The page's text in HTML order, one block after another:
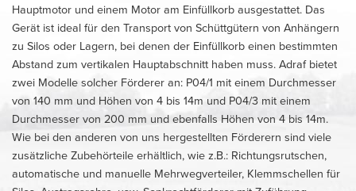
Hauptmotor und einem Motor am Einfüllkorb ausgestattet. Das
Gerät ist ideal für den Transport von Schüttgütern von Anhängern
zu Silos oder Lagern, bei denen der Einfüllkorb einen bestimmten
Abstand zum vertikalen Hauptabschnitt haben muss. Adraf bietet
zwei Modelle solcher Förderer an: P04/1 mit einem Durchmesser
von 140 mm und Höhen von 4 bis 14m und P04/3 mit einem
Durchmesser von 200 mm und ebenfalls Höhen von 4 bis 14m.
Wie bei den anderen von uns hergestellten Förderern sind viele
zusätzliche Zubehörteile erhältlich, wie z.B.: Richtungsrutschen,
automatische und manuelle Mehrwegverteiler, Klemmschellen für